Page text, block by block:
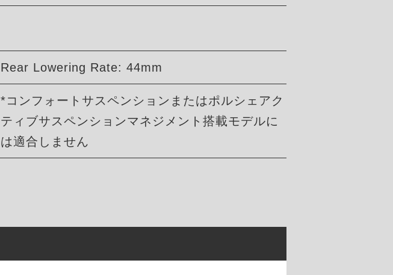
Rear Lowering Rate: 44mm
*コンフォートサスペンションまたはポルシェアク
ティブサスペンションマネジメント搭載モデルに
は適合しません